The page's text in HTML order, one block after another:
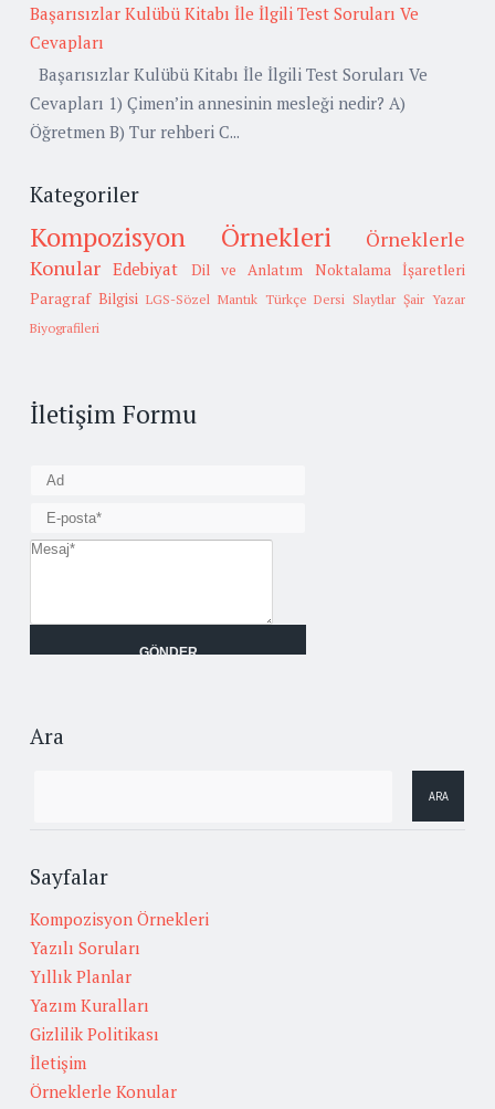
Başarısızlar Kulübü Kitabı İle İlgili Test Soruları Ve
Cevapları
Başarısızlar Kulübü Kitabı İle İlgili Test Soruları Ve
Cevapları 1) Çimen’in annesinin mesleği nedir? A)
Öğretmen B) Tur rehberi C...
Kategoriler
Kompozisyon Örnekleri
Örneklerle
Konular Edebiyat Dil ve Anlatım
Noktalama İşaretleri
Paragraf Bilgisi LGS-Sözel Mantık Türkçe Dersi Slaytlar Şair Yazar
Biyografileri
İletişim Formu
Ara
Sayfalar
Kompozisyon Örnekleri
Yazılı Soruları
Yıllık Planlar
Yazım Kuralları
Gizlilik Politikası
İletişim
Örneklerle Konular